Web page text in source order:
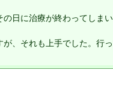
日に治療が終わってしま
、それも上手でした。行